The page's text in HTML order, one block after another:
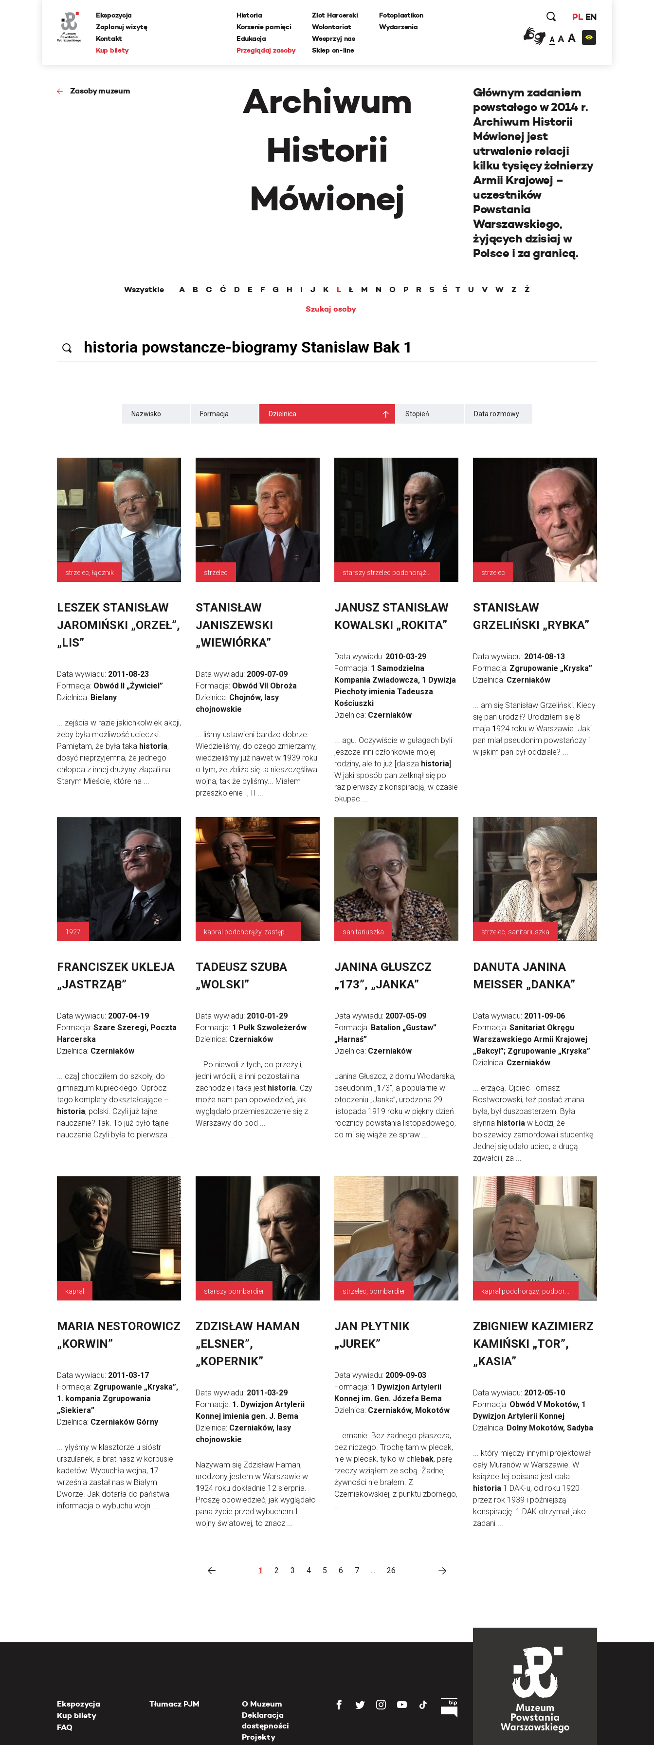
Ekspozycja
Zaplanuj wizytę
Kontakt
Kup bilety
Historia
Korzenie pamięci
Edukacja
Przeglądaj zasoby
Zlot Harcerski
Wolontariat
Wesprzyj nas
Sklep on-line
Fotoplastikon
Wydarzenia
PL EN
A A A
Zasoby muzeum
Archiwum
Historii
Mówionej
Głównym zadaniem
powstałego w 2014 r.
Archiwum Historii
Mówionej jest
utrwalenie relacji
kilku tysięcy żołnierzy
Armii Krajowej –
uczestników
Powstania
Warszawskiego,
żyjących dzisiaj w
Polsce i za granicą.
Wszystkie A B C Ć D E F G H I J K L Ł M N O P R S Ś T U V W Z
Ż
Szukaj osoby
Nazwisko Formacja Dzielnica Stopień Data rozmowy
strzelec, łącznik
LESZEK STANISŁAW
JAROMIŃSKI „ORZEŁ”,
„LIS”
Data wywiadu: 2011-08-23
Formacja: Obwód II „Żywiciel”
Dzielnica: Bielany
... zejścia w razie jakichkolwiek akcji,
żeby była możliwość ucieczki.
Pamiętam, że była taka historia,
dosyć nieprzyjemna, że jednego
chłopca z innej drużyny złapali na
Starym Mieście, które na ...
strzelec
STANISŁAW
JANISZEWSKI
„WIEWIÓRKA”
Data wywiadu: 2009-07-09
Formacja: Obwód VII Obroża
Dzielnica: Chojnów, lasy
chojnowskie
... liśmy ustawieni bardzo dobrze.
Wiedzieliśmy, do czego zmierzamy,
wiedzieliśmy już nawet w 1939 roku
o tym, że zbliża się ta nieszczęśliwa
wojna, tak że byliśmy... Miałem
przeszkolenie I, II ...
JANUSZ STANISŁAW
KOWALSKI „ROKITA”
Data wywiadu: 2010-03-29
Formacja: 1 Samodzielna
Kompania Zwiadowcza, 1 Dywizja
Piechoty imienia Tadeusza
Kościuszki
Dzielnica: Czerniaków
... agu. Oczywiście w gułagach byli
jeszcze inni członkowie mojej
rodziny, ale to już [dalsza historia].
W jaki sposób pan zetknął się po
raz pierwszy z konspiracją, w czasie
okupac ...
strzelec
STANISŁAW
GRZELIŃSKI „RYBKA”
Data wywiadu: 2014-08-13
Formacja: Zgrupowanie „Kryska”
Dzielnica: Czerniaków
... am się Stanisław Grzeliński. Kiedy
się pan urodził? Urodziłem się 8
maja 1924 roku w Warszawie. Jaki
pan miał pseudonim powstańczy i
w jakim pan był oddziale? ...
1927
FRANCISZEK UKLEJA
„JASTRZĄB”
Data wywiadu: 2007-04-19
Formacja: Szare Szeregi, Poczta
Harcerska
Dzielnica: Czerniaków
... czą] chodziłem do szkoły, do
gimnazjum kupieckiego. Oprócz
tego komplety dokształcające –
historia, polski. Czyli już tajne
nauczanie? Tak. To już było tajne
nauczanie.Czyli była to pierwsza ...
TADEUSZ SZUBA
„WOLSKI”
Data wywiadu: 2010-01-29
Formacja: 1 Pułk Szwoleżerów
Dzielnica: Czerniaków
... Po niewoli z tych, co przeżyli,
jedni wrócili, a inni pozostali na
zachodzie i taka jest historia. Czy
może nam pan opowiedzieć, jak
wyglądało przemieszczenie się z
Warszawy do pod ...
sanitariuszka
JANINA GŁUSZCZ
„173”, „JANKA”
Data wywiadu: 2007-05-09
Formacja: Batalion „Gustaw”
„Harnaś”
Dzielnica: Czerniaków
Janina Głuszcz, z domu Włodarska,
pseudonim „173”, a popularnie w
otoczeniu „Janka”, urodzona 29
listopada 1919 roku w piękny dzień
rocznicy powstania listopadowego,
co mi się wiąże ze spraw ...
strzelec, sanitariuszka
DANUTA JANINA
MEISSER „DANKA”
Data wywiadu: 2011-09-06
Formacja: Sanitariat Okręgu
Warszawskiego Armii Krajowej
„Bakcyl”; Zgrupowanie „Kryska”
Dzielnica: Czerniaków
... erzącą. Ojciec Tomasz
Rostworowski, też postać znana
była, był duszpasterzem. Była
słynna historia w Łodzi, że
bolszewicy zamordowali studentkę.
Jednej się udało uciec, a drugą
zgwałcili, za ...
kapral
MARIA NESTOROWICZ
„KORWIN”
Data wywiadu: 2011-03-17
Formacja: Zgrupowanie „Kryska”,
1. kompania Zgrupowania
„Siekiera”
Dzielnica: Czerniaków Górny
... yłyśmy w klasztorze u sióstr
urszulanek, a brat nasz w korpusie
kadetów. Wybuchła wojna, 17
września zastał nas w Białym
Dworze. Jak dotarła do państwa
informacja o wybuchu wojn ...
starszy bombardier
ZDZISŁAW HAMAN
„ELSNER”,
„KOPERNIK”
Data wywiadu: 2011-03-29
Formacja: 1. Dywizjon Artylerii
Konnej imienia gen. J. Bema
Dzielnica: Czerniaków, lasy
chojnowskie
Nazywam się Zdzisław Haman,
urodzony jestem w Warszawie w
1924 roku dokładnie 12 sierpnia.
Proszę opowiedzieć, jak wyglądało
pana życie przed wybuchem II
wojny światowej, to znacz ...
strzelec, bombardier
JAN PŁYTNIK
„JUREK”
Data wywiadu: 2009-09-03
Formacja: 1 Dywizjon Artylerii
Konnej im. Gen. Józefa Bema
Dzielnica: Czerniaków, Mokotów
... emanie. Bez żadnego płaszcza,
bez niczego. Trochę tam w plecak,
nie w plecak, tylko w chlebak, parę
rzeczy wziąłem ze sobą. Żadnej
żywności nie brałem. Z
Czerniakowskiej, z punktu zbornego,
...
ZBIGNIEW KAZIMIERZ
KAMIŃSKI „TOR”,
„KASIA”
Data wywiadu: 2012-05-10
Formacja: Obwód V Mokotów, 1
Dywizjon Artylerii Konnej
Dzielnica: Dolny Mokotów, Sadyba
... który między innymi projektował
cały Muranów w Warszawie. W
książce tej opisana jest cała
historia 1 DAK-u, od roku 1920
przez rok 1939 i późniejszą
konspirację. 1 DAK otrzymał jako
zadani ...
1 2 3 4 5 6 7 ... 26
Ekspozycja
Kup bilety
FAQ
Tłumacz PJM
O Muzeum
Deklaracja
dostępności
Projekty